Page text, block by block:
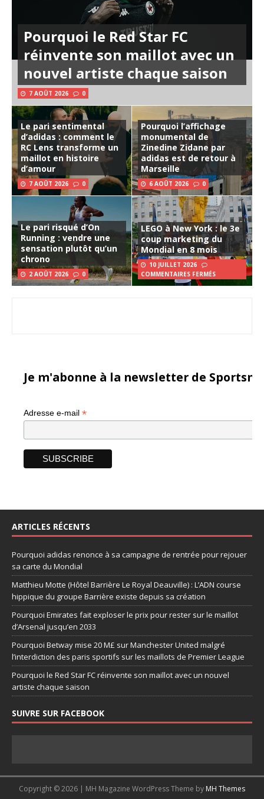
Pourquoi le Red Star FC
réinvente son maillot avec un
nouvel artiste chaque saison
7 AOÛT 2026 0
Le pari sentimental
d’adidas : comment le
RC Lens transforme un
maillot en histoire
d’amour
7 AOÛT 2026 0
Pourquoi l’affichage
monumental de
Zinedine Zidane par
adidas est de retour à
Marseille
6 AOÛT 2026 0
Le pari risqué d’On
Running : vendre une
sensation plutôt qu’un
chrono
2 AOÛT 2026 0
LEGO à New York : le 3e
coup marketing du
Mondial en 8 mois
10 JUILLET 2026
COMMENTAIRES FERMÉS
Je m'abonne à la newsletter de
Adresse e-mail *
ARTICLES RÉCENTS
Pourquoi adidas renonce à sa campagne de rentrée pour rejouer
sa carte du Mondial
Matthieu Motte (Hôtel Barrière Le Royal Deauville) : L’ADN course
hippique du groupe Barrière existe depuis sa création
Pourquoi Emirates fait exploser le prix pour rester sur le maillot
d’Arsenal jusqu’en 2033
Pourquoi Betway mise 20 M£ sur Manchester United malgré
l’interdiction des paris sportifs sur les maillots de Premier League
Pourquoi le Red Star FC réinvente son maillot avec un nouvel
artiste chaque saison
SUIVRE SUR FACEBOOK
Copyright © 2026 | MH Magazine WordPress Theme by MH Themes